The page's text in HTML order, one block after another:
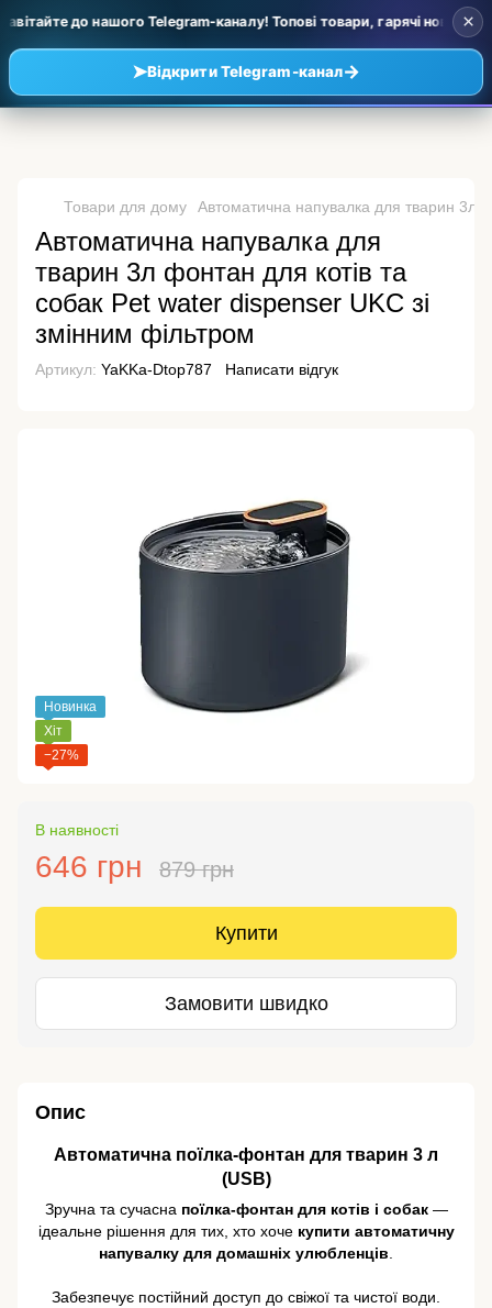
до нашого Telegram-каналу! Топові товари, гарячі новинки
➤Відкрити Telegram-канал→
×
Товари для дому Автоматична напувалка для тварин 3л
Автоматична напувалка для
тварин 3л фонтан для котів та
собак Pet water dispenser UKC зі
змінним фільтром
Артикул: YaKKa-Dtop787 Написати відгук
Новинка
Хіт
−27%
В наявності
646 грн 879 грн
Купити
Замовити швидко
Опис
Автоматична поїлка-фонтан для тварин 3 л
(USB)
Зручна та сучасна поїлка-фонтан для котів і собак—
ідеальне рішення для тих, хто хоче купити автоматичну
напувалку для домашніх улюбленців
Забезпечує постійний доступ до свіжої та чистої води.